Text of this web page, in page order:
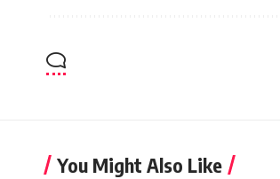
You Might Also Like